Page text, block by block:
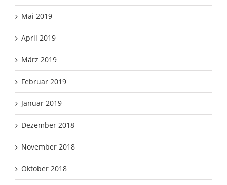
Mai 2019
April 2019
März 2019
Februar 2019
Januar 2019
Dezember 2018
November 2018
Oktober 2018